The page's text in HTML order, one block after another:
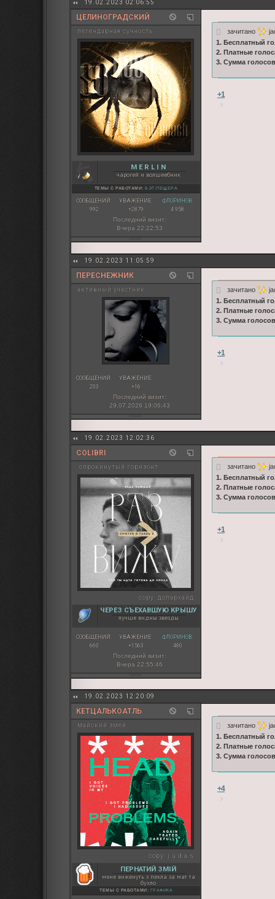
19.02.2023 02:06:55
ЦЕЛИНОГРАДСКИЙ
легендарная сучность
M E R L I N
чарогей и волшеебник
ТЕМЫ С РАБОТАМИ: БЭТ-ПЕЩЕРА
СООБЩЕНИЙ:
992
УВАЖЕНИЕ:
+2879
ФЛОРИНОВ:
4 958
Последний визит:
Вчера 22:22:53
зачитано
1. Бесплатный
2. Платные
3. Сумма
+1
19.02.2023 11:05:59
ПЕРЕСНЕЖНИК
активный участник
СООБЩЕНИЙ:
203
УВАЖЕНИЕ:
+16
Последний визит:
29.07.2026 19:06:43
зачитано
1. Бесплатный
2. Платные
3. Сумма
+1
19.02.2023 12:02:36
COLIBRI
.опрокинутый горизонт
copy: долархайд
ЧЕРЕЗ СЪЕХАВШУЮ КРЫШУ
лучше видны звезды
СООБЩЕНИЙ:
660
УВАЖЕНИЕ:
+1563
ФЛОРИНОВ:
480
Последний визит:
Вчера 22:55:46
зачитано
1. Бесплатный
2. Платные
3. Сумма
+1
19.02.2023 12:20:09
КЕТЦАЛЬКОАТЛЬ
майский змей
copy: j u d a s
ПЕРНАТИЙ ЗМІЙ
мене виженуть з пекла за мат та
бухло
ТЕМЫ С РАБОТАМИ: ГРАФИКА
зачитано
1. Бесплатный
2. Платные
3. Сумма
+4